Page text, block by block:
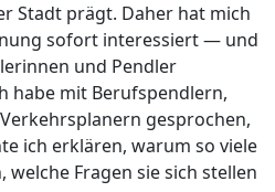
Stadt prägt. Daher hat mich
sofort interessiert — und
und Pendler
habe mit Berufspendlern,
gesprochen,
ich erklären, warum so viele
welche Fragen sie sich stellen